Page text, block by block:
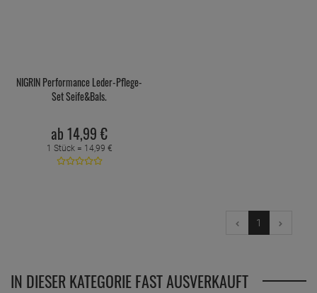
NIGRIN Performance Leder-Pflege-
Set Seife&Bals.
ab 14,99 €
1 Stück = 14,99 €
1
IN DIESER KATEGORIE FAST AUSVERKAUFT